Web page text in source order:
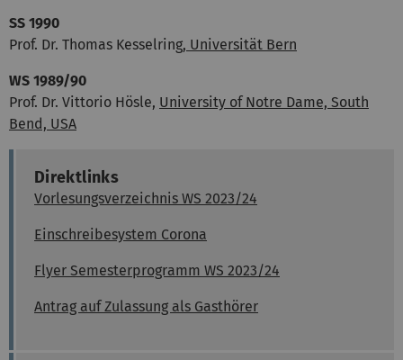
SS 1990
Prof. Dr. Thomas Kesselring, Universität Bern
WS 1989/90
Prof. Dr. Vittorio Hösle, University of Notre Dame, South
Bend, USA
Direktlinks
Vorlesungsverzeichnis WS 2023/24
Einschreibesystem Corona
Flyer Semesterprogramm WS 2023/24
Antrag auf Zulassung als Gasthörer